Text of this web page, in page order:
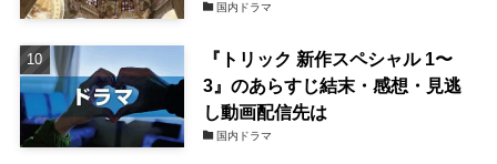
国内ドラマ
『トリック 新作スペシャル 1〜
3』のあらすじ結末・感想・見逃
し動画配信先は
国内ドラマ